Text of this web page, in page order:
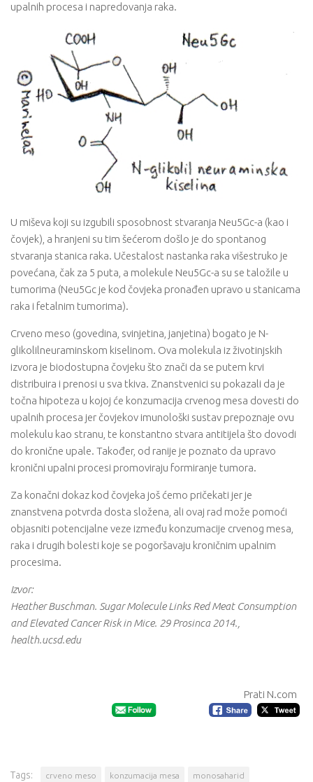
upalnih procesa i napredovanja raka.
U miševa koji su izgubili sposobnost stvaranja Neu5Gc-a (kao i
čovjek), a hranjeni su tim šećerom došlo je do spontanog
stvaranja stanica raka. Učestalost nastanka raka višestruko je
povećana, čak za 5 puta, a molekule Neu5Gc-a su se taložile u
tumorima (Neu5Gc je kod čovjeka pronađen upravo u stanicama
raka i fetalnim tumorima).
Crveno meso (govedina, svinjetina, janjetina) bogato je N-
glikolilneuraminskom kiselinom. Ova molekula iz životinjskih
izvora je biodostupna čovjeku što znači da se putem krvi
distribuira i prenosi u sva tkiva. Znanstvenici su pokazali da je
točna hipoteza u kojoj će konzumacija crvenog mesa dovesti do
upalnih procesa jer čovjekov imunološki sustav prepoznaje ovu
molekulu kao stranu, te konstantno stvara antitijela što dovodi
do kronične upale. Također, od ranije je poznato da upravo
kronični upalni procesi promoviraju formiranje tumora.
Za konačni dokaz kod čovjeka još ćemo pričekati jer je
znanstvena potvrda dosta složena, ali ovaj rad može pomoći
objasniti potencijalne veze između konzumacije crvenog mesa,
raka i drugih bolesti koje se pogoršavaju kroničnim upalnim
procesima.
Izvor:
Heather Buschman. Sugar Molecule Links Red Meat Consumption
and Elevated Cancer Risk in Mice. 29 Prosinca 2014.,
health.ucsd.edu
Prati N.com
Tags: crveno meso konzumacija mesa monosaharid